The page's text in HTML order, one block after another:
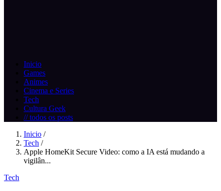
Inicio
Games
Animes
Cinema e Series
Tech
Cultura Geek
// todos os posts
Inicio /
Tech /
Apple HomeKit Secure Video: como a IA está mudando a
vigilân...
Tech